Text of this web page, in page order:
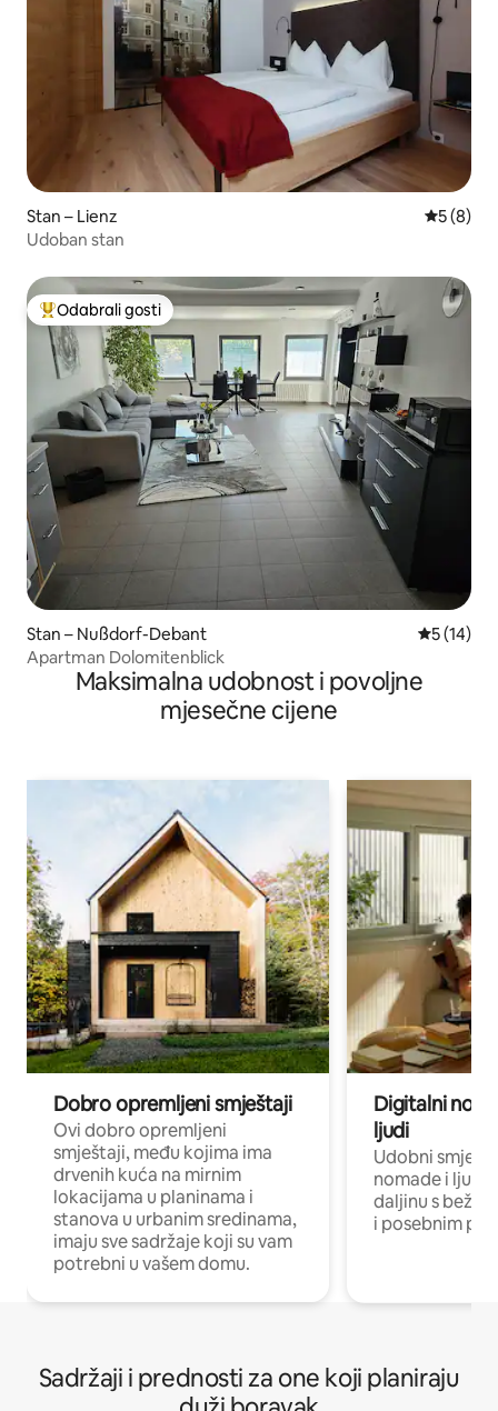
Stan – Lienz
5 (8)
Udoban stan
Među najviše rangiranima s oznakom „Odabrali gosti”
Odabrali gosti
Stan – Nußdorf-Debant Prosječna
5 (14)
Apartman Dolomitenblick
Maksimalna udobnost i povoljne
mjesečne cijene
Dobro opremljeni smještaji
Ovi dobro opremljeni
smještaji, među kojima ima
drvenih kuća na mirnim
lokacijama u planinama i
stanova u urbanim sredinama,
imaju sve sadržaje koji su vam
potrebni u vašem domu.
Digitalni
ljudi
Udobni
nomade i ljude
daljinu s
i posebnim
Sadržaji i prednosti za one koji planiraju